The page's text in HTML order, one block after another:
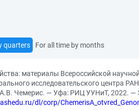
quarters For all time by months
материалы Всероссийской
исследовательского центра
А.В. Чемерис. — Уфа: РИЦ УУНиТ, 2022.
dl/corp/